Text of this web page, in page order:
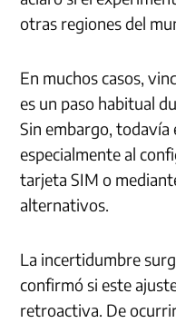
otras regiones del
En muchos casos,
es un paso habitual
Sin embargo, todavía
especialmente al
tarjeta SIM o
alternativos.
La incertidumbre
confirmó si este
retroactiva. De